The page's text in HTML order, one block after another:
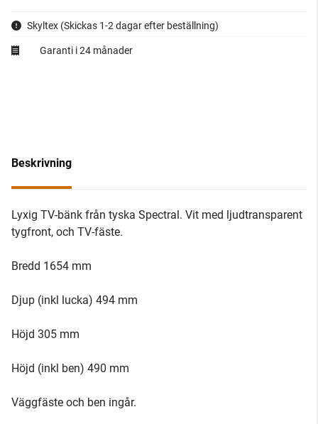
Skyltex (Skickas 1-2 dagar efter beställning)
Garanti i 24 månader
Beskrivning
Lyxig TV-bänk från tyska Spectral. Vit med ljudtransparent
tygfront, och TV-fäste.
Bredd 1654 mm
Djup (inkl lucka) 494 mm
Höjd 305 mm
Höjd (inkl ben) 490 mm
Väggfäste och ben ingår.